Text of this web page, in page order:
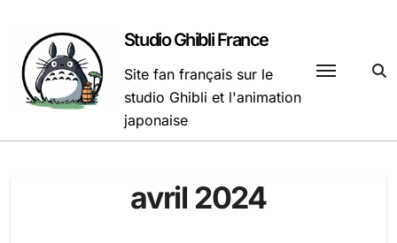
contenu
Studio Ghibli France
Site fan français sur le
studio Ghibli et l'animation
japonaise
avril 2024